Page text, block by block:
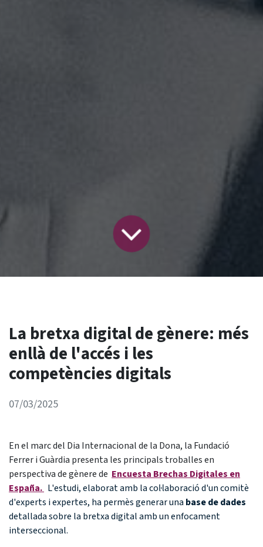
La bretxa digital de gènere: més
enllà de l'accés i les
competències digitals
07/03/2025
En el marc del Dia Internacional de la Dona, la Fundació
Ferrer i Guàrdia presenta les principals troballes en
perspectiva de gènere de Encuesta Brechas Digitales en
España. L'estudi, elaborat amb la col·laboració d'un comitè
d'experts i expertes, ha permès generar una base de dades
detallada sobre la bretxa digital amb un enfocament
interseccional.